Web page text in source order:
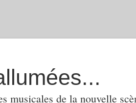
musicales de la nouvelle